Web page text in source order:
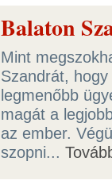
Balaton
Mint
Szandrát,
legmenőbb
magát a
az ember.
szopni...